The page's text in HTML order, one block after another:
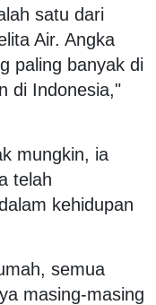
satu dari
Air. Angka
paling banyak di
di Indonesia,"
mungkin, ia
telah
kehidupan
semua
masing-masing